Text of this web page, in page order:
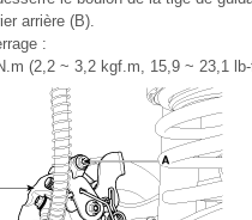
arrière (B).
:
(2,2 ~ 3,2 kgf.m, 15,9 ~ 23,1